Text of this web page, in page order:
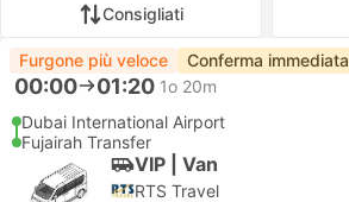
Consigliati
Furgone più veloce Conferma immediata
00:00 01:20 1o 20m
Dubai International Airport
Fujairah Transfer
VIP | Van
RTS Travel